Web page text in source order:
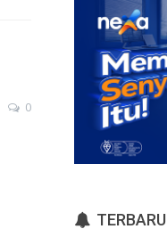
0
TERBARU